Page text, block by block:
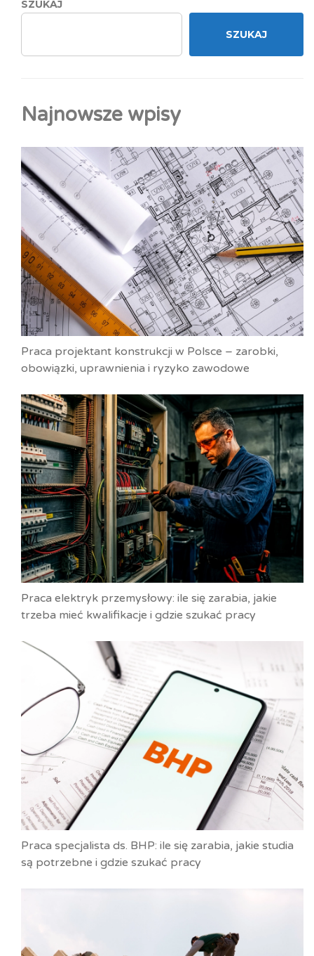
SZUKAJ
SZUKAJ
Najnowsze wpisy
Praca projektant konstrukcji w Polsce – zarobki,
obowiązki, uprawnienia i ryzyko zawodowe
Praca elektryk przemysłowy: ile się zarabia, jakie
trzeba mieć kwalifikacje i gdzie szukać pracy
Praca specjalista ds. BHP: ile się zarabia, jakie studia
są potrzebne i gdzie szukać pracy